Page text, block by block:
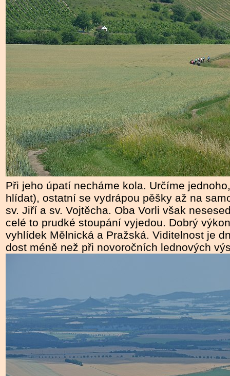
Při jeho úpatí necháme kola. Určíme
hlídat), ostatní se vydrápou pěšky až na
sv. Jiří a sv. Vojtěcha. Oba Vorli však
celé to prudké stoupání vyjedou. Dobrý
vyhlídek Mělnická a Pražská. Viditelnost je
dost méně než při novoročních lednových